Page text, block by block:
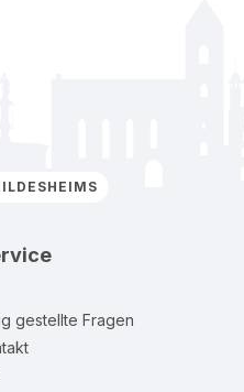
gestellte Fragen